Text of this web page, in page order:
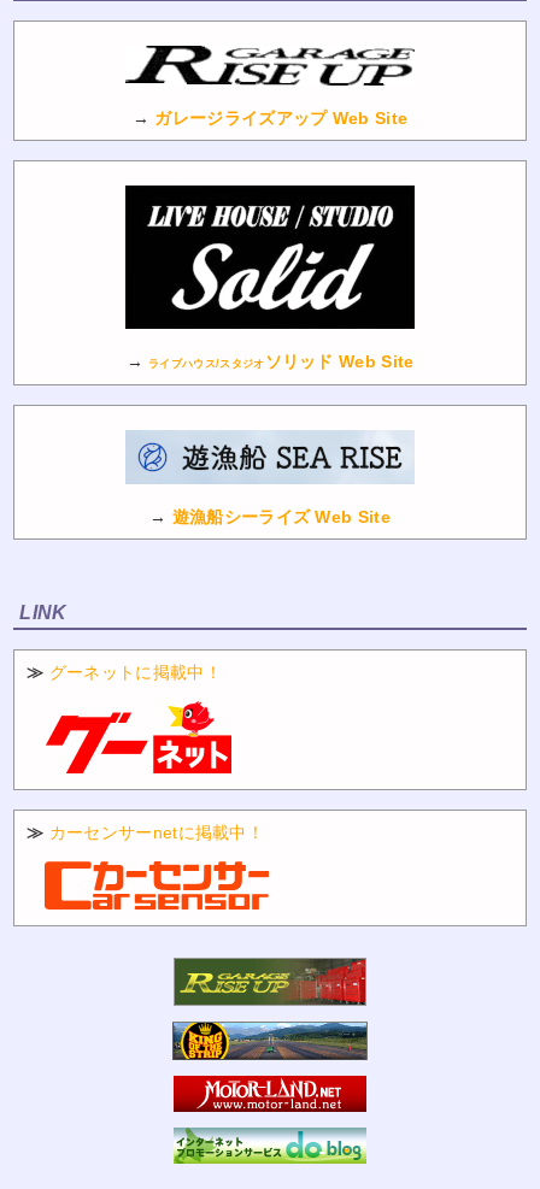
→ ガレージライズアップ Web Site
→ ライブハウス/スタジオ ソリッド Web Site
→ 遊漁船シーライズ Web Site
LINK
≫ グーネットに掲載中！
≫ カーセンサーnetに掲載中！